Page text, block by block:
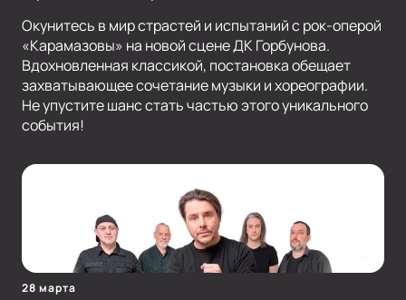
Окунитесь в мир страстей и испытаний с рок-оперой
«Карамазовы» на новой сцене ДК Горбунова.
Вдохновленная классикой, постановка обещает
захватывающее сочетание музыки и хореографии.
Не упустите шанс стать частью этого уникального
события!
28 марта